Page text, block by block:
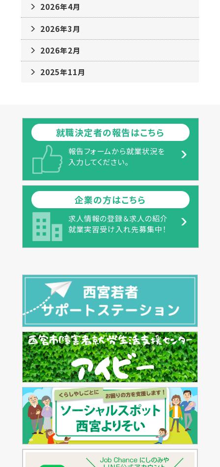
2026年4月
2026年3月
2026年2月
2025年11月
就職決定者の報告はこちら
報告フォームから就業状況を
入力してください。
企業の方はこちら
求人情報の登録＆求人の紹介
就業実習受け入れ先募集中！